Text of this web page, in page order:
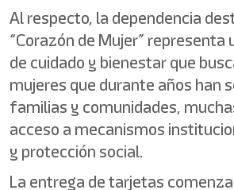
Al respecto, la dependencia
“Corazón de Mujer”
de cuidado y bienestar que
mujeres que durante años han
familias y comunidades,
acceso a mecanismos
y protección social.
La entrega de tarjetas